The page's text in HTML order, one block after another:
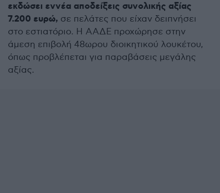
εκδώσει εννέα αποδείξεις συνολικής αξίας
7.200 ευρώ, σε πελάτες που είχαν δειπνήσει
στο εστιατόριο. Η ΑΑΔΕ προχώρησε στην
άμεση επιβολή 48ωρου διοικητικού λουκέτου,
όπως προβλέπεται για παραβάσεις μεγάλης
αξίας.